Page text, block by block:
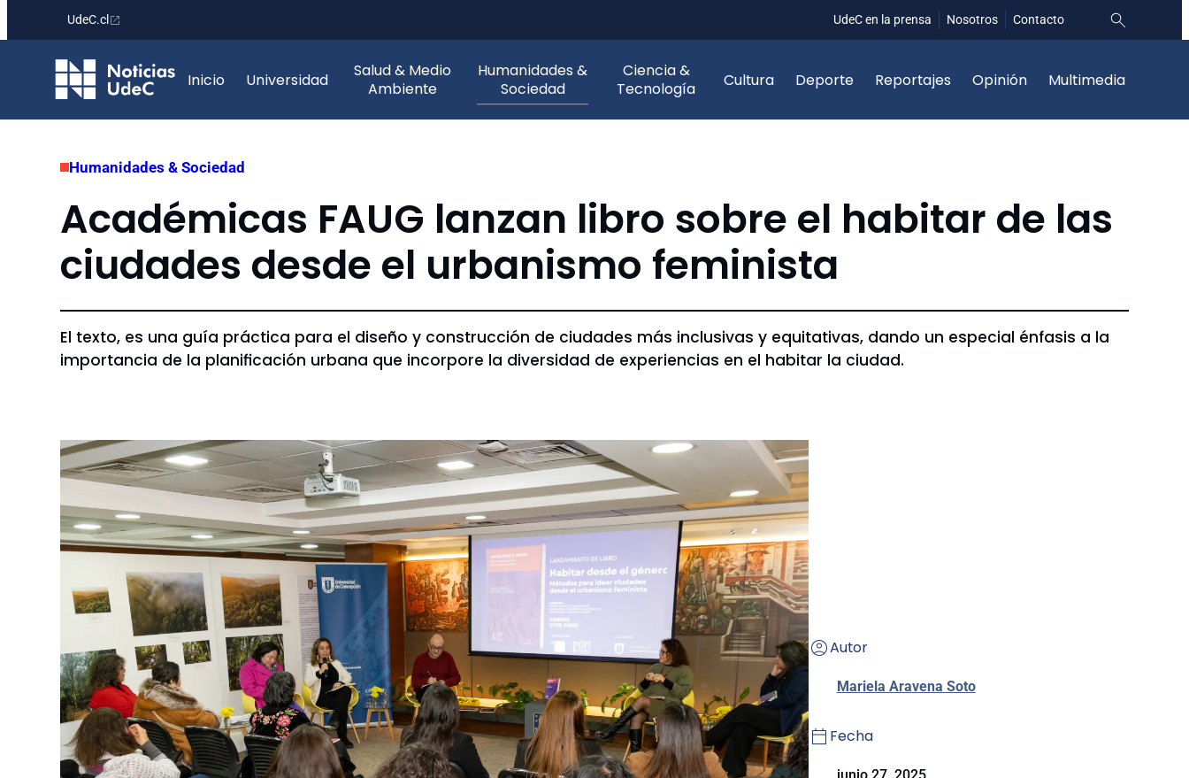
contenido
UdeC.cl UdeC en la prensa Nosotros Contacto
Inicio Universidad
Salud & Medio
Ambiente
Humanidades &
Sociedad
Ciencia &
Tecnología
Cultura Deporte Reportajes Opinión Multimedia
Humanidades & Sociedad
Académicas FAUG lanzan libro sobre el habitar de las
ciudades desde el urbanismo feminista
El texto, es una guía práctica para el diseño y construcción de ciudades más inclusivas y equitativas, dando un especial énfasis a la
importancia de la planificación urbana que incorpore la diversidad de experiencias en el habitar la ciudad.
Autor
Mariela Aravena Soto
Fecha